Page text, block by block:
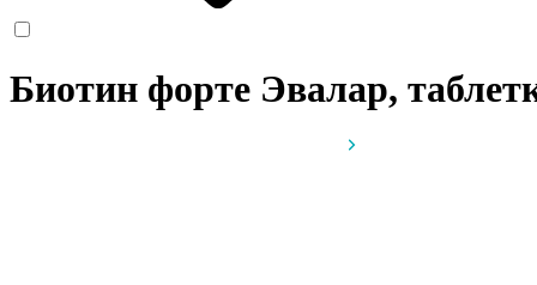
Биотин форте Эвалар,